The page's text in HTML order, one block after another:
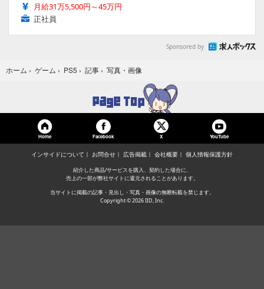
月給31万5,500円～45万円
正社員
Sponsored by
ホーム › ゲーム › PS5 › 記事 › 写真・画像
Home Facebook X YouTube
インサイドについて お問合せ 広告掲載 会社概要 個人情報保護方針
紹介した商品/サービスを購入、契約した場合に、
売上の一部が弊社サイトに還元されることがあります。
当サイトに掲載の記事・見出し・写真・画像の無断転載を禁じます。
Copyright © 2026 IID, Inc.